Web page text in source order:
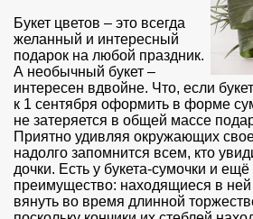
Букет цветов – это всегда
желанный и интересный
подарок на любой праздник.
А необычный букет –
интересен вдвойне. Что, если
к 1 сентября оформить в форме
не затеряется в общей массе
Приятно удивляя окружающих
надолго запомнится всем, кто
дочки. Есть у букета-сумочки и
преимущество: находящиеся в ней
вянуть во время длинной